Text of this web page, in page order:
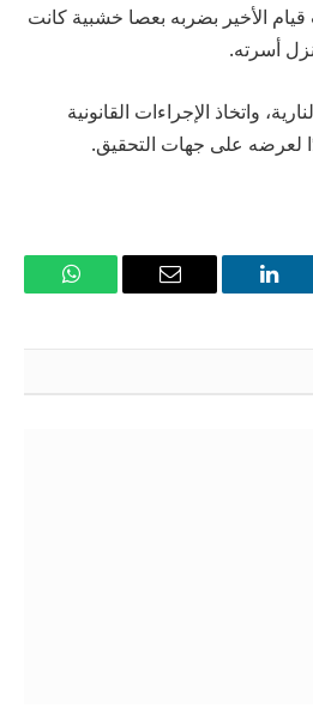
الأخير بضربه بعصا خشبية كانت
أسرته.
واتخاذ الإجراءات القانونية
لعرضه على جهات التحقيق.
لينكدإن
البريد
واتساب